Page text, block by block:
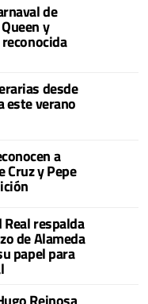
de
y
desde
este verano
a
Cruz y Pepe
Real respalda
de Alameda
papel para